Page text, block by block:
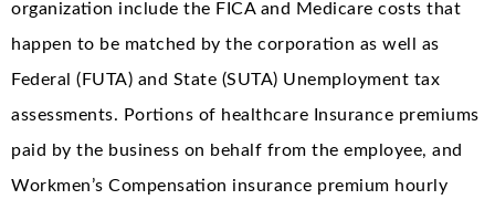
organization include the FICA and Medicare costs that
happen to be matched by the corporation as well as
Federal (FUTA) and State (SUTA) Unemployment tax
assessments. Portions of healthcare Insurance premiums
paid by the business on behalf from the employee, and
Workmen’s Compensation insurance premium hourly